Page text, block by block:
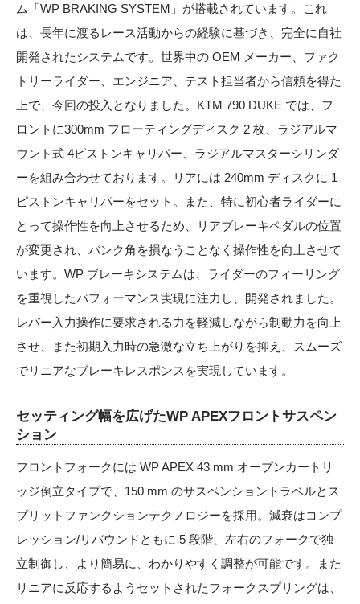
ム「WP BRAKING SYSTEM」が搭載されています。これ
は、⻑年に渡るレース活動からの経験に基づき、完全に自社
開発されたシステムです。世界中の OEM メーカー、ファク
トリーライダー、エンジニア、テスト担当者から信頼を得た
上で、今回の投入となりました。KTM 790 DUKE では、フ
ロントに300mm フローティングディスク 2 枚、ラジアルマ
ウント式 4ピストンキャリパー、ラジアルマスターシリンダ
ーを組み合わせております。リアには 240mm ディスクに 1
ピストンキャリパーをセット。また、特に初心者ライダーに
とって操作性を向上させるため、リアブレーキペダルの位置
が変更され、バンク角を損なうことなく操作性を向上させて
います。WP ブレーキシステムは、ライダーのフィーリング
を重視したパフォーマンス実現に注力し、開発されました。
レバー入力操作に要求される力を軽減しながら制動力を向上
させ、また初期入力時の急激な立ち上がりを抑え、スムーズ
でリニアなブレーキレスポンスを実現しています。
セッティング幅を広げたWP APEXフロントサスペン
ション
フロントフォークには WP APEX 43 mm オープンカートリ
ッジ倒立タイプで、150 mm のサスペンショントラベルとス
プリットファンクションテクノロジーを採用。減衰はコンプ
レッション/リバウンドともに 5 段階、左右のフォークで独
立制御し、より簡易に、わかりやすく調整が可能です。また
リニアに反応するようセットされたフォークスプリングは、